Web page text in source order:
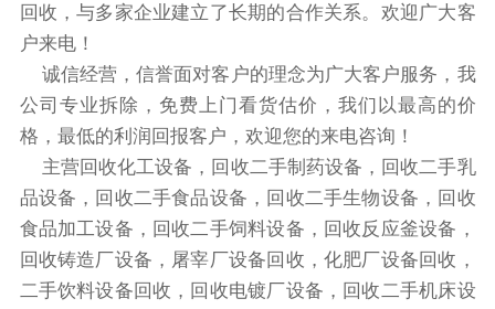
回收，与多家企业建立了长期的合作关系。欢迎广大客
户来电！
诚信经营，信誉面对客户的理念为广大客户服务，我
公司专业拆除，免费上门看货估价，我们以最高的价
格，最低的利润回报客户，欢迎您的来电咨询！
主营回收化工设备，回收二手制药设备，回收二手乳
品设备，回收二手食品设备，回收二手生物设备，回收
食品加工设备，回收二手饲料设备，回收反应釜设备，
回收铸造厂设备，屠宰厂设备回收 ，化肥厂设备回收 ，
二手饮料设备回收 ，回收电镀厂设备，回收二手机床设